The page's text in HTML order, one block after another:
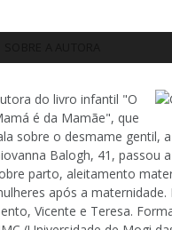
do livro infantil "O
é da Mamãe", que
sobre o desmame gentil,
Balogh, 41, passou
parto, aleitamento
após a maternidade.
Vicente e Teresa.